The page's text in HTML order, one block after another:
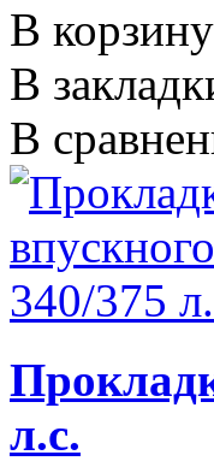
В корзину
В
В
л.с.